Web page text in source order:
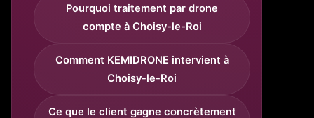
Pourquoi traitement par drone
compte à Choisy-le-Roi
Comment KEMIDRONE intervient à
Choisy-le-Roi
Ce que le client gagne concrètement